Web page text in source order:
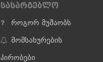
ᲡᲐᲡᲐᲠᲒᲔᲑᲚᲝ
როგორ მუშაობს
მომსახურების
პირობები